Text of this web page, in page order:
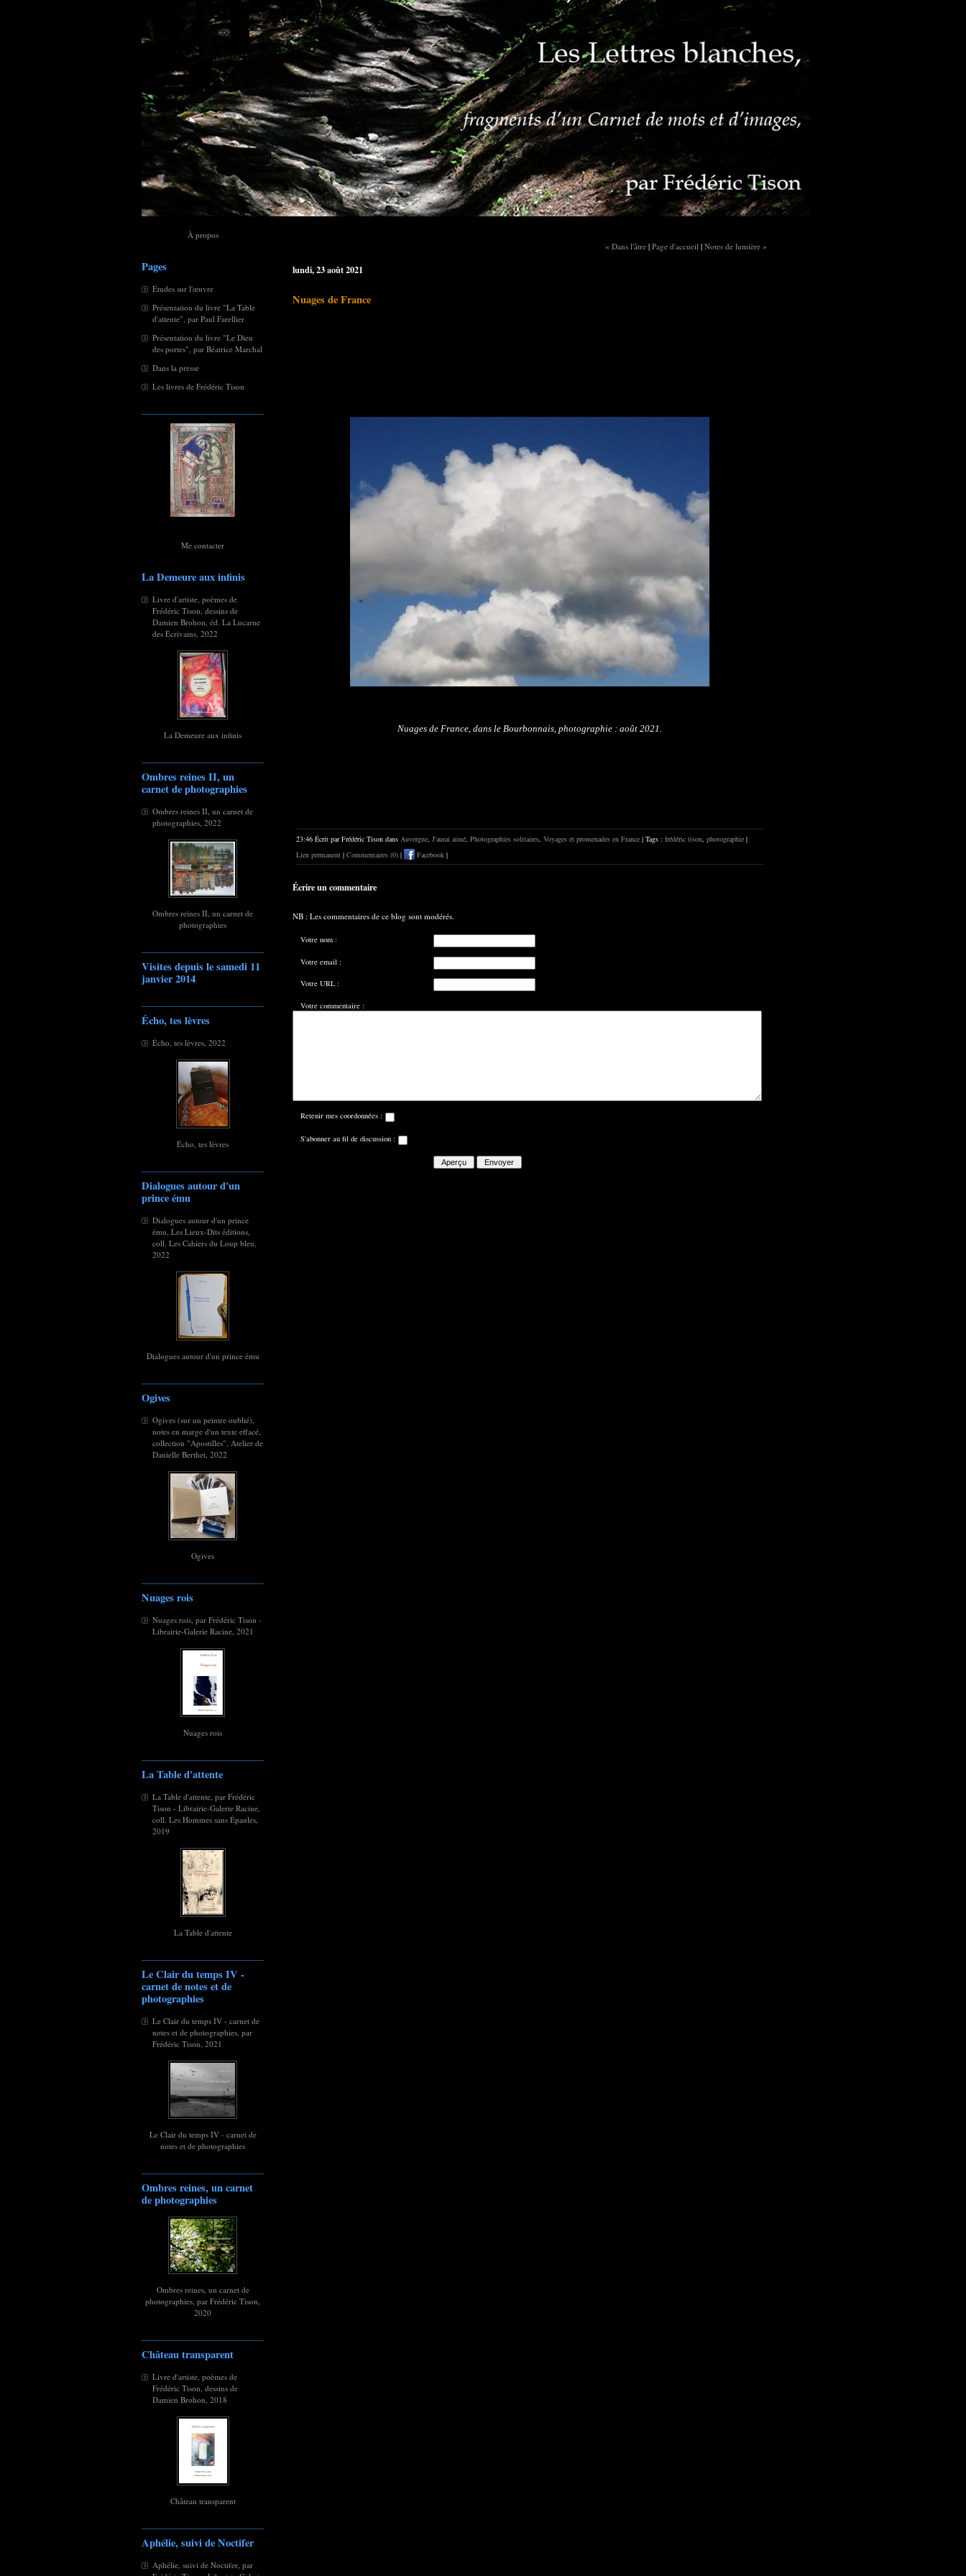
À propos
Pages
Études sur l'œuvre
Présentation du livre "La Table
d'attente", par Paul Farellier
Présentation du livre "Le Dieu
des portes", par Béatrice Marchal
Dans la presse
Les livres de Frédéric Tison
Me contacter
La Demeure aux infinis
Livre d'artiste, poèmes de
Frédéric Tison, dessins de
Damien Brohon, éd. La Lucarne
des Écrivains, 2022
La Demeure aux infinis
Ombres reines II, un
carnet de photographies
Ombres reines II, un carnet de
photographies, 2022
Ombres reines II, un carnet de
photographies
Visites depuis le samedi 11
janvier 2014
Écho, tes lèvres
Écho, tes lèvres, 2022
Écho, tes lèvres
Dialogues autour d'un
prince ému
Dialogues autour d'un prince
ému, Les Lieux-Dits éditions,
coll. Les Cahiers du Loup bleu,
2022
Dialogues autour d'un prince ému
Ogives
Ogives (sur un peintre oublié),
notes en marge d'un texte effacé,
collection "Apostilles", Atelier de
Danielle Berthet, 2022
Ogives
Nuages rois
Nuages rois, par Frédéric Tison -
Librairie-Galerie Racine, 2021
Nuages rois
La Table d'attente
La Table d'attente, par Frédéric
Tison - Librairie-Galerie Racine,
coll. Les Hommes sans Épaules,
2019
La Table d'attente
Le Clair du temps IV -
carnet de notes et de
photographies
Le Clair du temps IV - carnet de
notes et de photographies, par
Frédéric Tison, 2021
Le Clair du temps IV - carnet de
notes et de photographies
Ombres reines, un carnet
de photographies
Ombres reines, un carnet de
photographies, par Frédéric Tison,
2020
Château transparent
Livre d'artiste, poèmes de
Frédéric Tison, dessins de
Damien Brohon, 2018
Château transparent
Aphélie, suivi de Noctifer
Aphélie, suivi de Noctifer, par
« Dans l'âtre | Page d'accueil | Notes de lumière »
lundi, 23 août 2021
Nuages de France
Nuages de France, dans le Bourbonnais, photographie : août 2021.
23:46 Écrit par Frédéric Tison dans Auvergne J'aurai aimé Photographies solitaires Voyages et promenades en France | Tags : frédéric tison photographie |
Lien permanent | Commentaires (0) | Facebook |
Écrire un commentaire
NB : Les commentaires de ce blog sont modérés.
Votre nom :
Votre email :
Votre URL :
Votre commentaire :
Retenir mes coordonnées :
S'abonner au fil de discussion :